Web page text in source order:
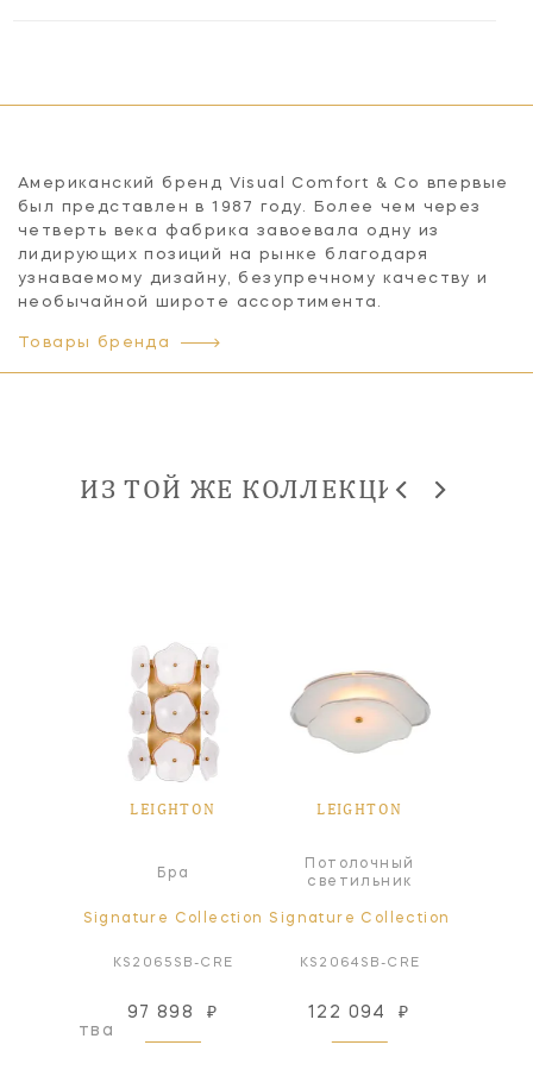
Американский бренд Visual Comfort & Co впервые
был представлен в 1987 году. Более чем через
четверть века фабрика завоевала одну из
лидирующих позиций на рынке благодаря
узнаваемому дизайну, безупречному качеству и
необычайной широте ассортимента.
Товары бренда
ИЗ ТОЙ ЖЕ КОЛЛЕКЦИИ
LEIGHTON
Бра
Signature Collection
KS2065SB-CRE
97 898 ₽
LEIGHTON
Потолочный
светильник
Signature Collection
KS2064SB-CRE
122 094 ₽